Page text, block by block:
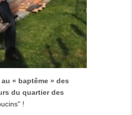
« baptême » des
du quartier des
!